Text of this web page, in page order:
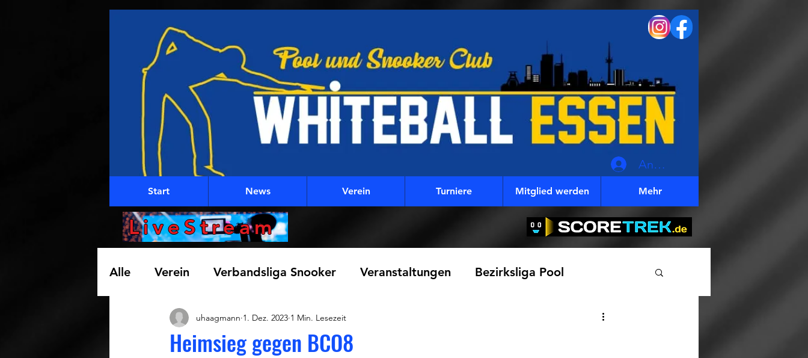
Anmelden
Start News Verein Turniere Mitglied werden Mehr
LiveStream
Alle Verein Verbandsliga Snooker Veranstaltungen Bezirksliga Pool
Landesliga Snooker Vereinsmeisterschaften Landesliga Pool
Heimsieg gegen BCO8
uhaagmann 1. Dez. 2023 1 Min. Lesezeit